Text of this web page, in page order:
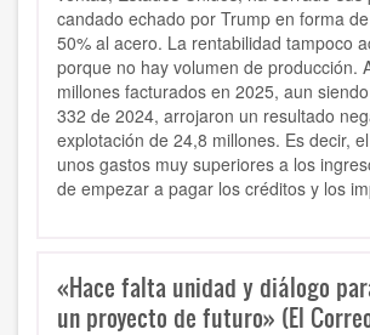
candado echado por Trump en forma
50% al acero. La rentabilidad tampoco
porque no hay volumen de producción.
millones facturados en 2025, aun
332 de 2024, arrojaron un resultado
explotación de 24,8 millones. Es decir,
unos gastos muy superiores a los
de empezar a pagar los créditos y los
«Hace falta unidad y diálogo
un proyecto de futuro» (El